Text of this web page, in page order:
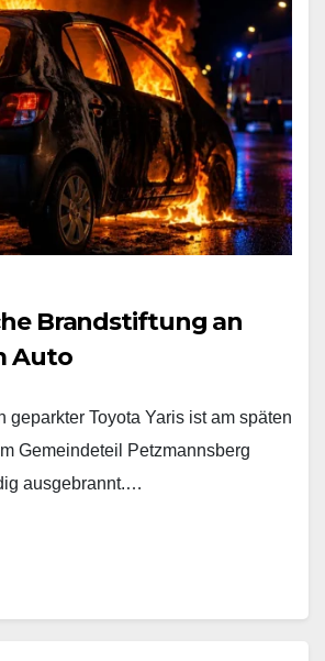
Brandstiftung an
Auto
geparkter Toyota Yaris ist am späten
Gemeindeteil Petzmannsberg
ausgebrannt.…